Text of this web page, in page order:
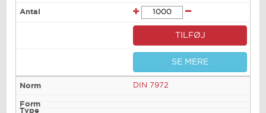
TILFØJ
SE MERE
DIN 7972